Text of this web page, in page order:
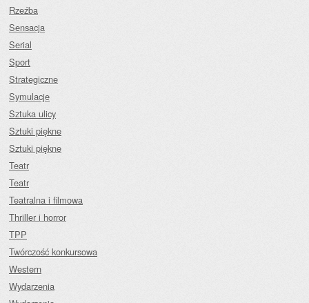
Rzeźba
Sensacja
Serial
Sport
Strategiczne
Symulacje
Sztuka ulicy
Sztuki piękne
Sztuki piękne
Teatr
Teatr
Teatralna i filmowa
Thriller i horror
TPP
Twórczość konkursowa
Western
Wydarzenia